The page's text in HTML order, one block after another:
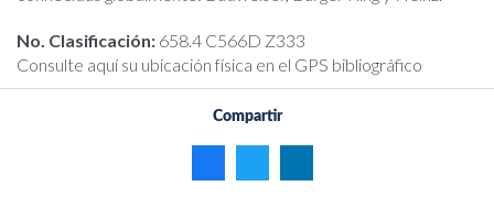
No. Clasificación: 658.4 C566D Z333
Consulte aquí su ubicación física en el GPS bibliográfico
Compartir